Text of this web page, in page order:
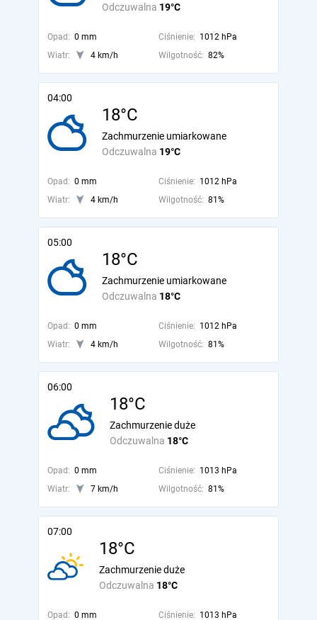
Odczuwalna 19°C
Opad: 0 mm Ciśnienie: 1012 hPa
Wiatr:
4 km/h Wilgotność: 82%
04:00
18°C
Odczuwalna 19°C
Zachmurzenie umiarkowane
Opad: 0 mm Ciśnienie: 1012 hPa
Wiatr:
4 km/h Wilgotność: 81%
05:00
18°C
Odczuwalna 18°C
Zachmurzenie umiarkowane
Opad: 0 mm Ciśnienie: 1012 hPa
Wiatr:
4 km/h Wilgotność: 81%
06:00
18°C
Odczuwalna 18°C
Zachmurzenie duże
Opad: 0 mm Ciśnienie: 1013 hPa
Wiatr:
7 km/h Wilgotność: 81%
07:00
18°C
Odczuwalna 18°C
Zachmurzenie duże
Opad: 0 mm Ciśnienie: 1013 hPa